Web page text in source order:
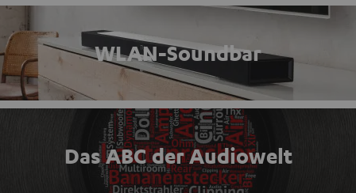
WLAN-Soundbar
Das ABC der Audiowelt